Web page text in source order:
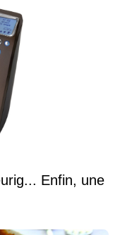
Enfin, une